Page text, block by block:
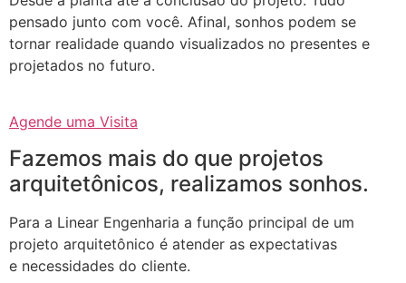
pensado junto com você. Afinal, sonhos podem se
tornar realidade quando visualizados no presentes e
projetados no futuro.
Agende uma Visita
Fazemos mais do que projetos
arquitetônicos, realizamos sonhos.
Para a Linear Engenharia a função principal de um
projeto arquitetônico é atender as expectativas
e necessidades do cliente.